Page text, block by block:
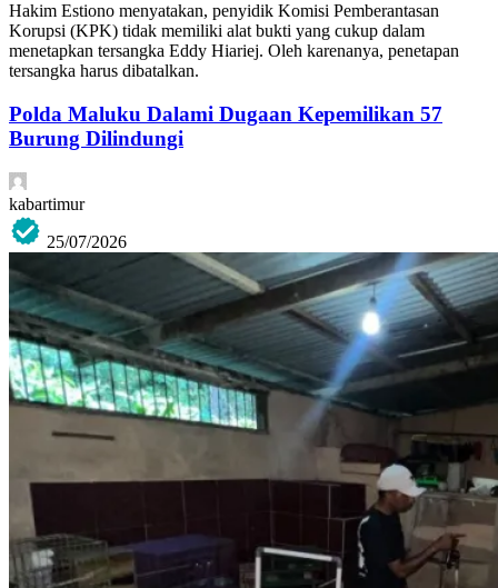
Hakim Estiono menyatakan, penyidik Komisi Pemberantasan
Korupsi (KPK) tidak memiliki alat bukti yang cukup dalam
menetapkan tersangka Eddy Hiariej. Oleh karenanya, penetapan
tersangka harus dibatalkan.
Polda Maluku Dalami Dugaan Kepemilikan 57
Burung Dilindungi
kabartimur
25/07/2026